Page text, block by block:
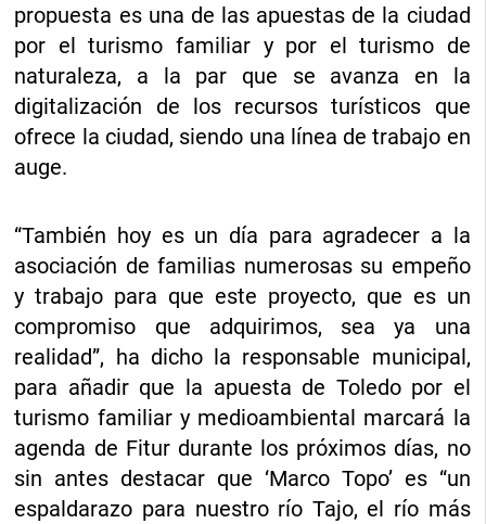
propuesta es una de las apuestas de la ciudad
por el turismo familiar y por el turismo de
naturaleza, a la par que se avanza en la
digitalización de los recursos turísticos que
ofrece la ciudad, siendo una línea de trabajo en
auge.
“También hoy es un día para agradecer a la
asociación de familias numerosas su empeño
y trabajo para que este proyecto, que es un
compromiso que adquirimos, sea ya una
realidad”, ha dicho la responsable municipal,
para añadir que la apuesta de Toledo por el
turismo familiar y medioambiental marcará la
agenda de Fitur durante los próximos días, no
sin antes destacar que ‘Marco Topo’ es “un
espaldarazo para nuestro río Tajo, el río más